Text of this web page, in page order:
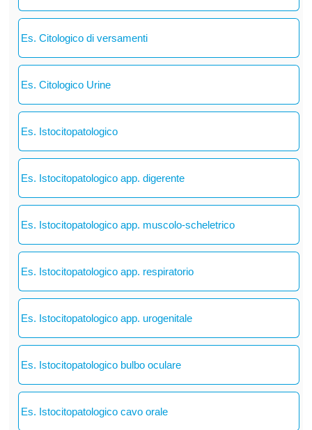
Es. Citologico di versamenti
Es. Citologico Urine
Es. Istocitopatologico
Es. Istocitopatologico app. digerente
Es. Istocitopatologico app. muscolo-scheletrico
Es. Istocitopatologico app. respiratorio
Es. Istocitopatologico app. urogenitale
Es. Istocitopatologico bulbo oculare
Es. Istocitopatologico cavo orale